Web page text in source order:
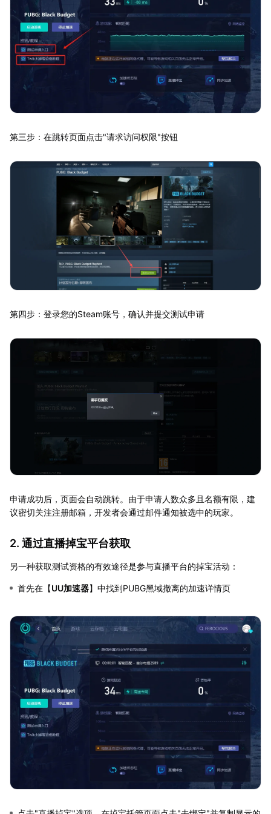
第三步：在跳转页面点击"请求访问权限"按钮
第四步：登录您的Steam账号，确认并提交测试申请
申请成功后，页面会自动跳转。由于申请人数众多且名额有限，建
议密切关注注册邮箱，开发者会通过邮件通知被选中的玩家。
2. 通过直播掉宝平台获取
另一种获取测试资格的有效途径是参与直播平台的掉宝活动：
首先在【UU加速器】中找到PUBG黑域撤离的加速详情页